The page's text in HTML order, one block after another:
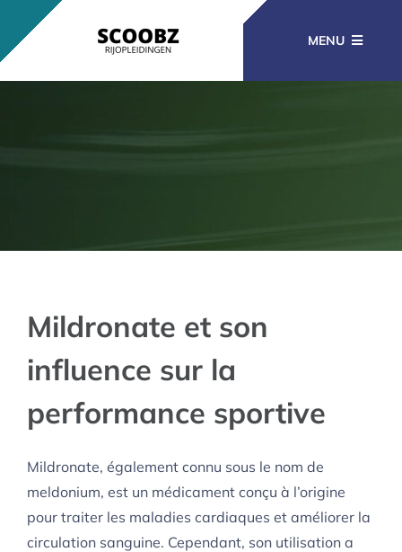
naar
inhoud
MENU
CONTACT
Mildronate et son
influence sur la
performance sportive
Mildronate, également connu sous le nom de
meldonium, est un médicament conçu à l’origine
pour traiter les maladies cardiaques et améliorer la
circulation sanguine. Cependant, son utilisation a